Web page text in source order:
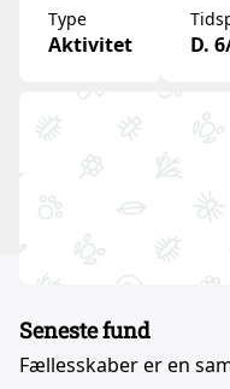
Type
Aktivitet D.
Seneste fund
Fællesskaber er en